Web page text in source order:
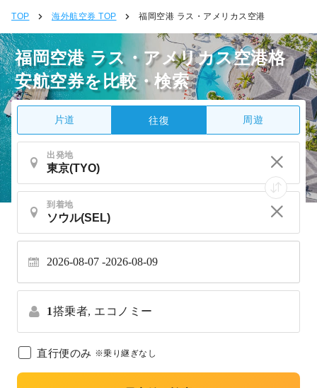
TOP 海外航空券 TOP 福岡空港 ラス・アメリカス空港
福岡空港 ラス・アメリカス空港格
安航空券を比較・検索
片道 往復 周遊
出発地
到着地
2026-08-07 2026-08-09
1搭乗者, エコノミー
直行便のみ ※乗り継ぎなし